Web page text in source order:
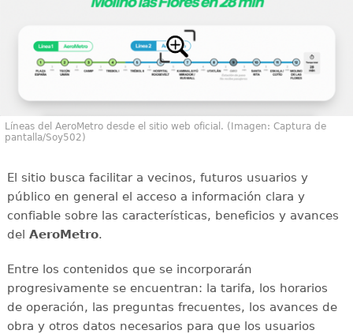
Líneas del AeroMetro desde el sitio web oficial. (Imagen: Captura de
pantalla/Soy502)
El sitio busca facilitar a vecinos, futuros usuarios y
público en general el acceso a información clara y
confiable sobre las características, beneficios y avances
del AeroMetro.
Entre los contenidos que se incorporarán
progresivamente se encuentran: la tarifa, los horarios
de operación, las preguntas frecuentes, los avances de
obra y otros datos necesarios para que los usuarios